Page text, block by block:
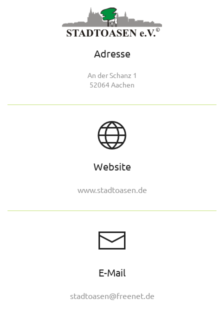
Adresse
An der Schanz 1
52064 Aachen
Website
www.stadtoasen.de
E-Mail
stadtoasen@freenet.de